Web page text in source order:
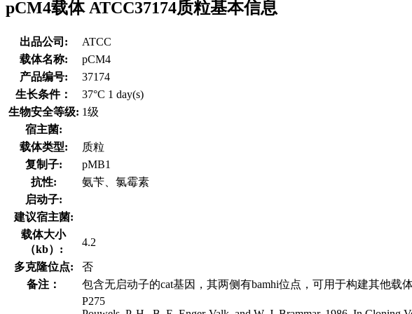
pCM4载体 ATCC37174质粒基本信息
出品公司:
ATCC
载体名称:
pCM4
产品编号:
37174
生长条件：
37°C 1 day(s)
生物安全等级: 1级
宿主菌:
载体类型:
质粒
复制子:
pMB1
抗性:
氨苄、氯霉素
启动子:
建议宿主菌:
载体大小
（kb）:
4.2
多克隆位点:
否
备注：
包含无启动子的cat基因，其两侧有bamhi位点，可用于构建其他载体
P275